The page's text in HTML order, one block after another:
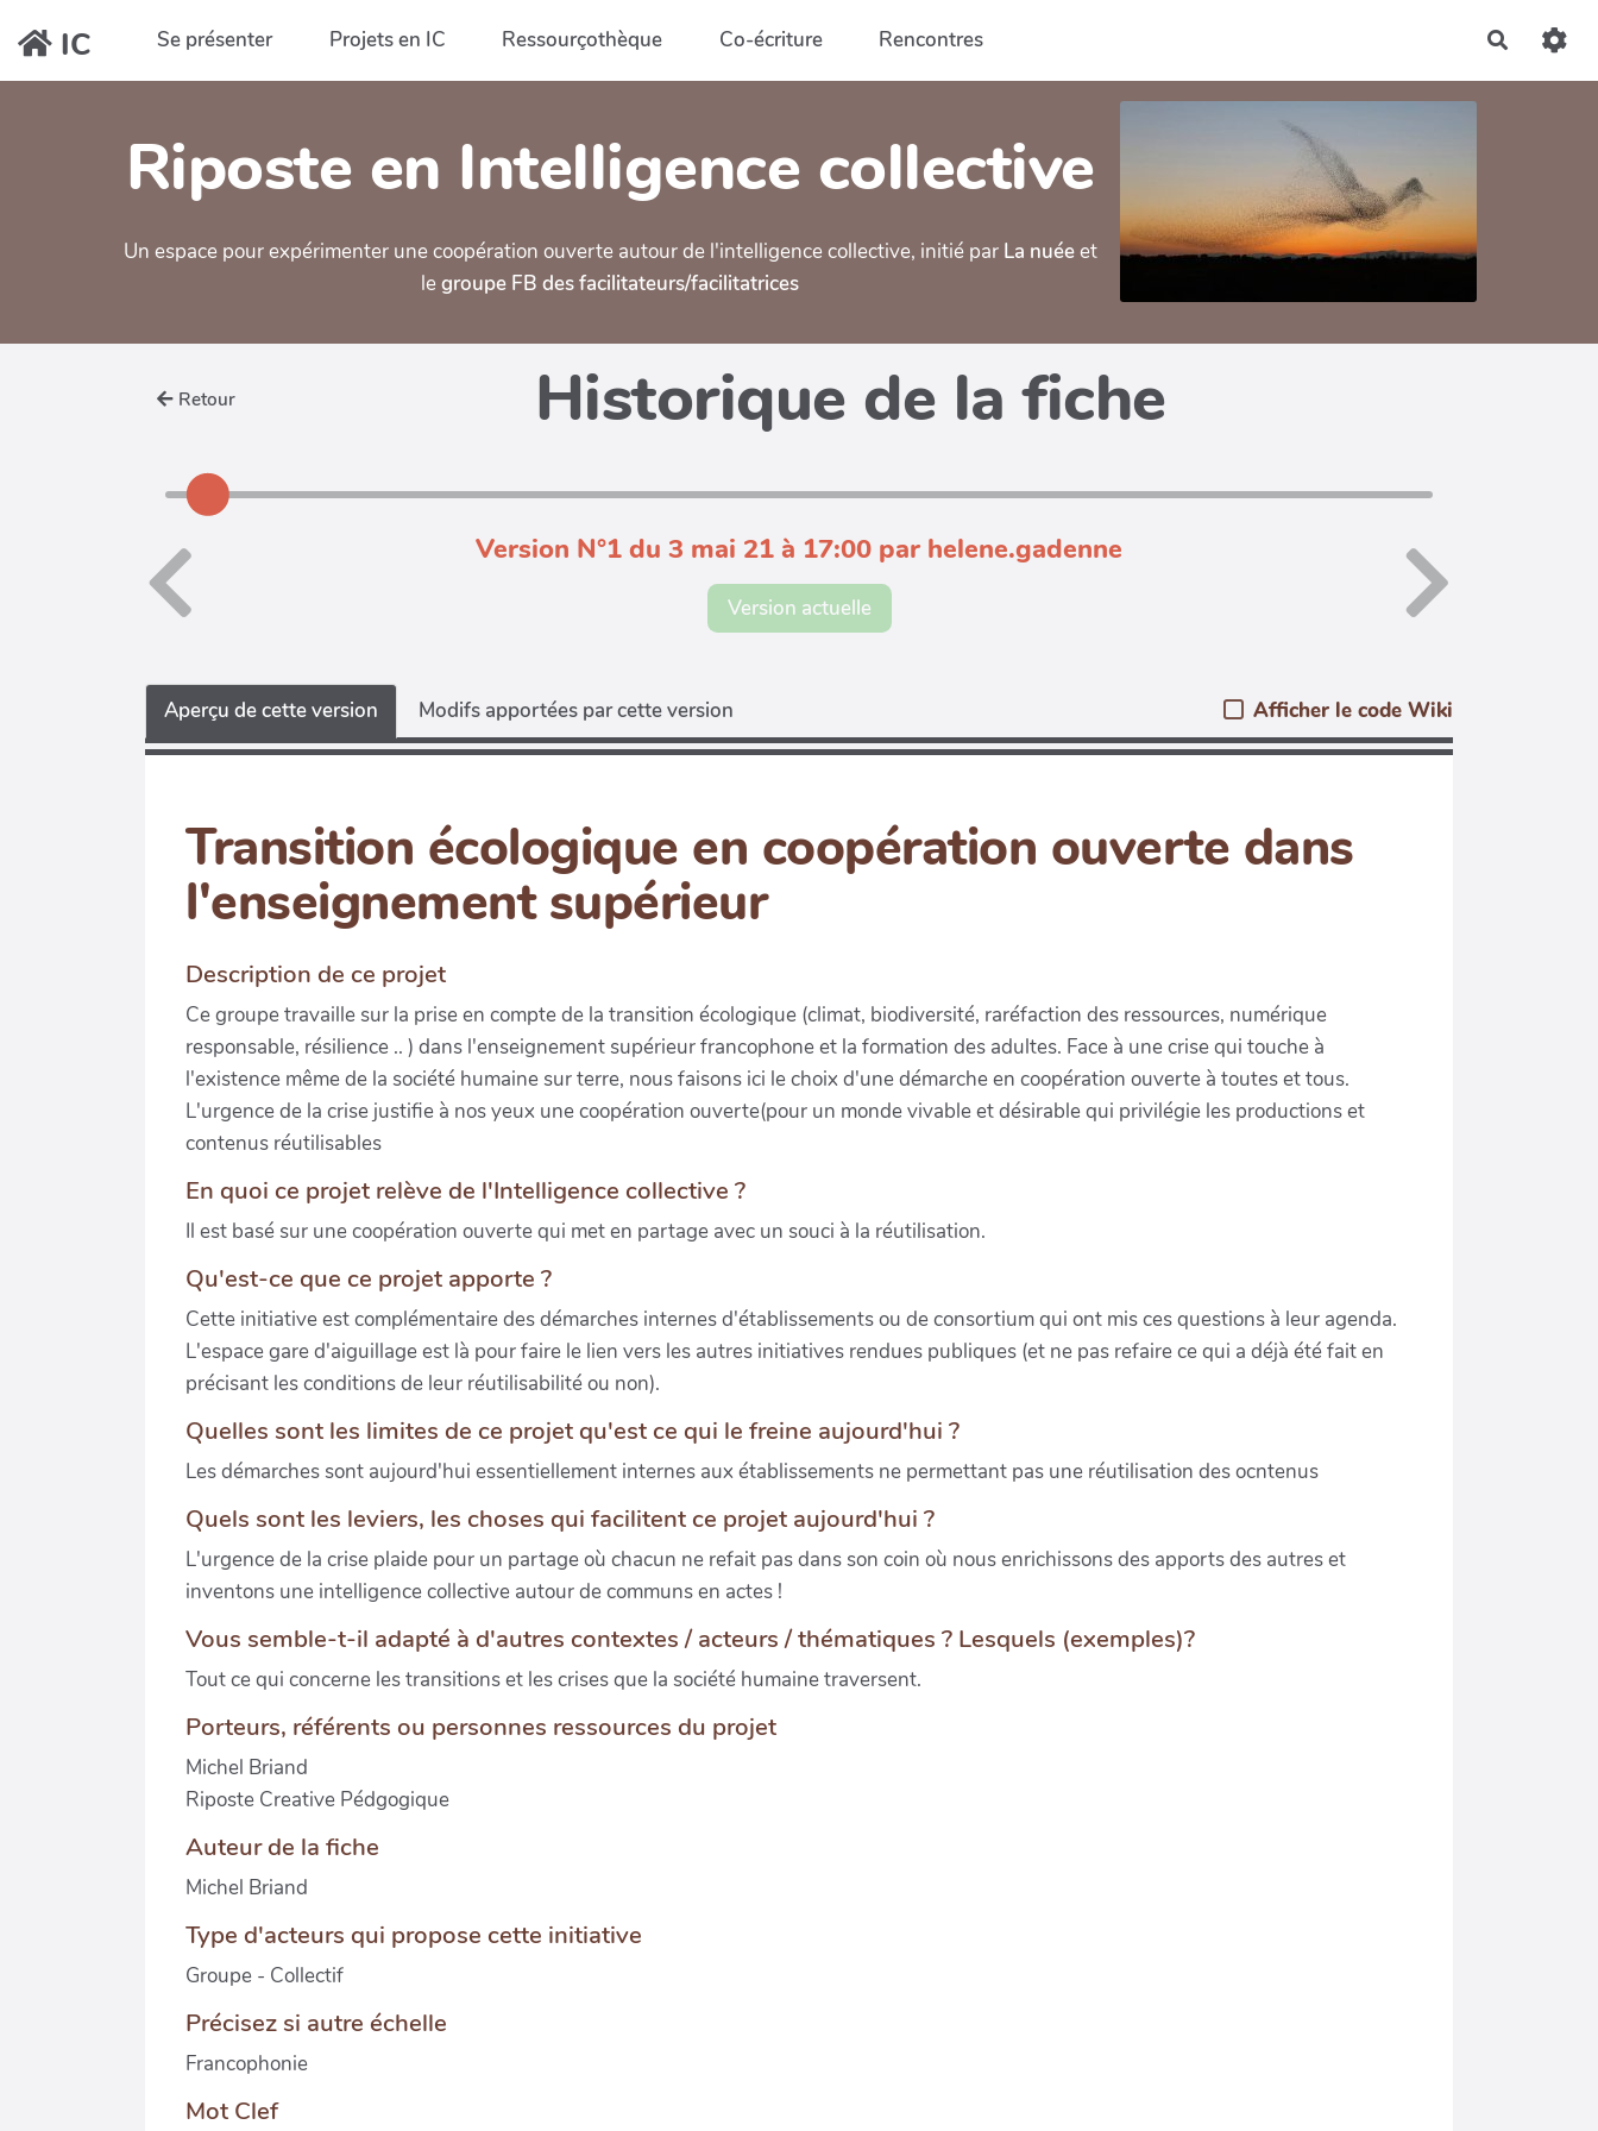
Aller au contenu principal
IC Se présenter Projets en IC Ressourçothèque Co-écriture Rencontres
Riposte en Intelligence collective
Un espace pour expérimenter une coopération ouverte autour de l'intelligence collective, initié par La nuéeet
legroupe FB des facilitateurs/facilitatrices
Retour Historique de la fiche
Version N°1 du 3 mai 21 à 17:00 par helene.gadenne
Version actuelle
Aperçu de cette version Modifs apportées par cette version Afficher le code Wiki
Transition écologique en coopération ouverte dans
l'enseignement supérieur
Description de ce projet
Ce groupe travaille sur la prise en compte de la transition écologique (climat, biodiversité, raréfaction des ressources, numérique
responsable, résilience .. ) dans l'enseignement supérieur francophone et la formation des adultes. Face à une crise qui touche à
l'existence même de la société humaine sur terre, nous faisons ici le choix d'une démarche en coopération ouverte à toutes et tous.
L'urgence de la crise justifie à nos yeux une coopération ouverte(pour un monde vivable et désirable qui privilégie les productions et
contenus réutilisables
En quoi ce projet relève de l'Intelligence collective ?
Il est basé sur une coopération ouverte qui met en partage avec un souci à la réutilisation.
Qu'est-ce que ce projet apporte ?
Cette initiative est complémentaire des démarches internes d'établissements ou de consortium qui ont mis ces questions à leur agenda.
L'espace gare d'aiguillage est là pour faire le lien vers les autres initiatives rendues publiques (et ne pas refaire ce qui a déjà été fait en
précisant les conditions de leur réutilisabilité ou non).
Quelles sont les limites de ce projet qu'est ce qui le freine aujourd'hui ?
Les démarches sont aujourd'hui essentiellement internes aux établissements ne permettant pas une réutilisation des ocntenus
Quels sont les leviers, les choses qui facilitent ce projet aujourd'hui ?
L'urgence de la crise plaide pour un partage où chacun ne refait pas dans son coin où nous enrichissons des apports des autres et
inventons une intelligence collective autour de communs en actes !
Vous semble-t-il adapté à d'autres contextes / acteurs / thématiques ? Lesquels (exemples)?
Tout ce qui concerne les transitions et les crises que la société humaine traversent.
Porteurs, référents ou personnes ressources du projet
Michel Briand
Riposte Creative Pédgogique
Auteur de la fiche
Michel Briand
Type d'acteurs qui propose cette initiative
Groupe - Collectif
Précisez si autre échelle
Francophonie
Mot Clef